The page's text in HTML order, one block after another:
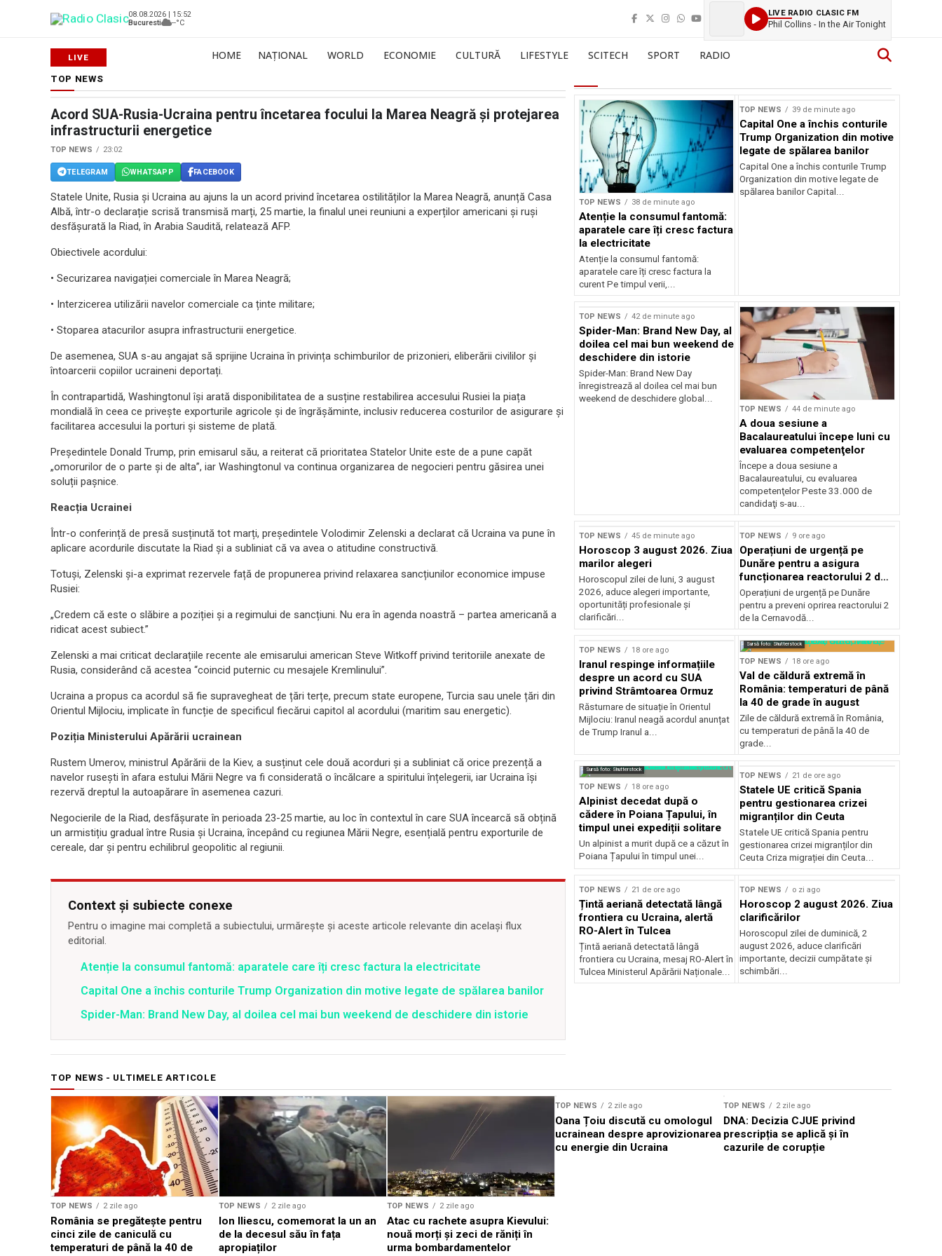
08.08.2026 | 15:52
Bucuresti
--°C
LIVE RADIO CLASIC FM
Phil Collins - In the Air Tonight
HOME NAȚIONAL WORLD ECONOMIE CULTURĂ LIFESTYLE SCITECH SPORT RADIO
TOP NEWS
Acord SUA-Rusia-Ucraina pentru încetarea focului la Marea Neagră și protejarea
infrastructurii energetice
TOP NEWS 23:02
TELEGRAM WHATSAPP FACEBOOK
Statele Unite, Rusia și Ucraina au ajuns la un acord privind încetarea ostilităților la Marea Neagră, anunță Casa
Albă, într-o declarație scrisă transmisă marți, 25 martie, la finalul unei reuniuni a experților americani și ruși
desfășurată la Riad, în Arabia Saudită, relatează AFP.
Obiectivele acordului:
• Securizarea navigației comerciale în Marea Neagră;
• Interzicerea utilizării navelor comerciale ca ținte militare;
• Stoparea atacurilor asupra infrastructurii energetice.
De asemenea, SUA s-au angajat să sprijine Ucraina în privința schimburilor de prizonieri, eliberării civililor și
întoarcerii copiilor ucraineni deportați.
În contrapartidă, Washingtonul își arată disponibilitatea de a susține restabilirea accesului Rusiei la piața
mondială în ceea ce privește exporturile agricole și de îngrășăminte, inclusiv reducerea costurilor de asigurare și
facilitarea accesului la porturi și sisteme de plată.
Președintele Donald Trump, prin emisarul său, a reiterat că prioritatea Statelor Unite este de a pune capăt
„omorurilor de o parte și de alta”, iar Washingtonul va continua organizarea de negocieri pentru găsirea unei
soluții pașnice.
Reacția Ucrainei
Într-o conferință de presă susținută tot marți, președintele Volodimir Zelenski a declarat că Ucraina va pune în
aplicare acordurile discutate la Riad și a subliniat că va avea o atitudine constructivă.
Totuși, Zelenski și-a exprimat rezervele față de propunerea privind relaxarea sancțiunilor economice impuse
Rusiei:
„Credem că este o slăbire a poziției și a regimului de sancțiuni. Nu era în agenda noastră – partea americană a
ridicat acest subiect.”
Zelenski a mai criticat declarațiile recente ale emisarului american Steve Witkoff privind teritoriile anexate de
Rusia, considerând că acestea “coincid puternic cu mesajele Kremlinului”.
Ucraina a propus ca acordul să fie supravegheat de țări terțe, precum state europene, Turcia sau unele țări din
Orientul Mijlociu, implicate în funcție de specificul fiecărui capitol al acordului (maritim sau energetic).
Poziția Ministerului Apărării ucrainean
Rustem Umerov, ministrul Apărării de la Kiev, a susținut cele două acorduri și a subliniat că orice prezență a
navelor rusești în afara estului Mării Negre va fi considerată o încălcare a spiritului înțelegerii, iar Ucraina își
rezervă dreptul la autoapărare în asemenea cazuri.
Negocierile de la Riad, desfășurate în perioada 23-25 martie, au loc în contextul în care SUA încearcă să obțină
un armistițiu gradual între Rusia și Ucraina, începând cu regiunea Mării Negre, esențială pentru exporturile de
cereale, dar și pentru echilibrul geopolitic al regiunii.
Context și subiecte conexe
Pentru o imagine mai completă a subiectului, urmărește și aceste articole relevante din același flux
editorial.
Atenție la consumul fantomă: aparatele care îți cresc factura la electricitate
Capital One a închis conturile Trump Organization din motive legate de spălarea banilor
Spider-Man: Brand New Day, al doilea cel mai bun weekend de deschidere din istorie
TOP NEWS 38 de minute ago
Atenție la consumul fantomă:
aparatele care îți cresc factura
la electricitate
Atenție la consumul fantomă:
aparatele care îți cresc factura la
curent Pe timpul verii,...
TOP NEWS 39 de minute ago
Capital One a închis conturile
Trump Organization din motive
legate de spălarea banilor
Capital One a închis conturile Trump
Organization din motive legate de
spălarea banilor Capital...
TOP NEWS 42 de minute ago
Spider-Man: Brand New Day, al
doilea cel mai bun weekend de
deschidere din istorie
Spider-Man: Brand New Day
înregistrează al doilea cel mai bun
weekend de deschidere global...
TOP NEWS 44 de minute ago
A doua sesiune a
Bacalaureatului începe luni cu
evaluarea competenţelor
Începe a doua sesiune a
Bacalaureatului, cu evaluarea
competenţelor Peste 33.000 de
candidaţi s-au...
TOP NEWS 45 de minute ago
Horoscop 3 august 2026. Ziua
marilor alegeri
Horoscopul zilei de luni, 3 august
2026, aduce alegeri importante,
oportunități profesionale și
clarificări...
TOP NEWS 9 ore ago
Operațiuni de urgență pe
Dunăre pentru a asigura
funcționarea reactorului 2 de
la Cernavodă
Operațiuni de urgență pe Dunăre
pentru a preveni oprirea reactorului 2
de la Cernavodă...
TOP NEWS 18 ore ago
Iranul respinge informațiile
despre un acord cu SUA
privind Strâmtoarea Ormuz
Răsturnare de situație în Orientul
Mijlociu: Iranul neagă acordul anunțat
de Trump Iranul a...
Sursă foto: Shutterstock
TOP NEWS 18 ore ago
Val de căldură extremă în
România: temperaturi de până
la 40 de grade în august
Zile de căldură extremă în România,
cu temperaturi de până la 40 de
grade...
Sursă foto: Shutterstock
TOP NEWS 18 ore ago
Alpinist decedat după o
cădere în Poiana Țapului, în
timpul unei expediții solitare
Un alpinist a murit după ce a căzut în
Poiana Țapului în timpul unei...
TOP NEWS 21 de ore ago
Statele UE critică Spania
pentru gestionarea crizei
migranților din Ceuta
Statele UE critică Spania pentru
gestionarea crizei migranților din
Ceuta Criza migrației din Ceuta...
TOP NEWS 21 de ore ago
Țintă aeriană detectată lângă
frontiera cu Ucraina, alertă
RO-Alert în Tulcea
Țintă aeriană detectată lângă
frontiera cu Ucraina, mesaj RO-Alert în
Tulcea Ministerul Apărării Naționale...
TOP NEWS o zi ago
Horoscop 2 august 2026. Ziua
clarificărilor
Horoscopul zilei de duminică, 2
august 2026, aduce clarificări
importante, decizii cumpătate și
schimbări...
TOP NEWS - ULTIMELE ARTICOLE
TOP NEWS 2 zile ago
România se pregătește pentru
cinci zile de caniculă cu
temperaturi de până la 40 de
TOP NEWS 2 zile ago
Ion Iliescu, comemorat la un an
de la decesul său în fața
apropiaților
TOP NEWS 2 zile ago
Atac cu rachete asupra Kievului:
nouă morți și zeci de răniți în
urma bombardamentelor
TOP NEWS 2 zile ago
Oana Țoiu discută cu omologul
ucrainean despre aprovizionarea
cu energie din Ucraina
TOP NEWS 2 zile ago
DNA: Decizia CJUE privind
prescripția se aplică și în
cazurile de corupție